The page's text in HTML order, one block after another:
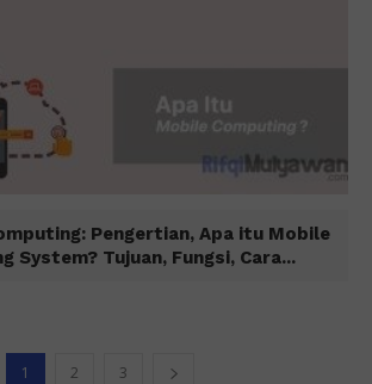
Pengertian, Apa itu Mobile
System? Tujuan, Fungsi, Cara...
1 2 3